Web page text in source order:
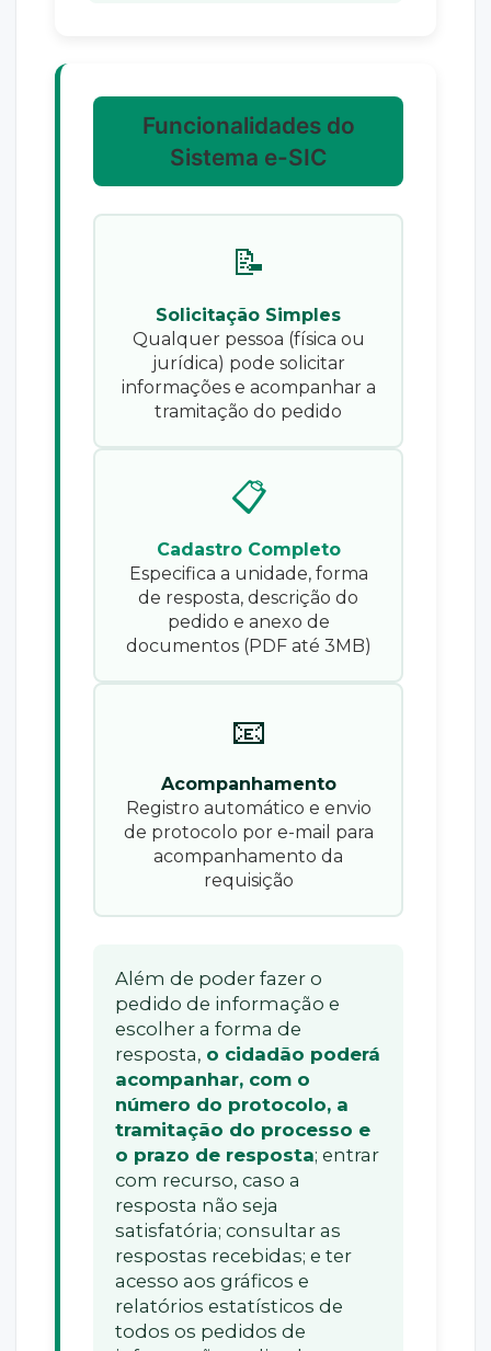
Funcionalidades do
Sistema e-SIC
📝
Solicitação Simples
Qualquer pessoa (física ou
jurídica) pode solicitar
informações e acompanhar a
tramitação do pedido
📋
Cadastro Completo
Especifica a unidade, forma
de resposta, descrição do
pedido e anexo de
documentos (PDF até 3MB)
📧
Acompanhamento
Registro automático e envio
de protocolo por e-mail para
acompanhamento da
requisição
Além de poder fazer o
pedido de informação e
escolher a forma de
resposta, o cidadão poderá
acompanhar, com o
número do protocolo, a
tramitação do processo e
o prazo de resposta; entrar
com recurso, caso a
resposta não seja
satisfatória; consultar as
respostas recebidas; e ter
acesso aos gráficos e
relatórios estatísticos de
todos os pedidos de